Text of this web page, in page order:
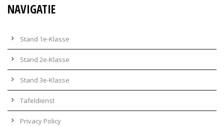
NAVIGATIE
Stand 1e-Klasse
Stand 2e-Klasse
Stand 3e-Klasse
Tafeldienst
Privacy Policy